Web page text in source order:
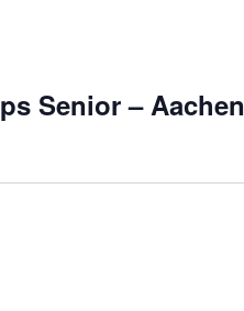
Senior – Aachen